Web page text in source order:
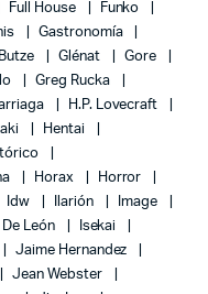
Full House
Funko
Gastronomía
Glénat
Gore
Greg Rucka
H.P. Lovecraft
Hentai
Horax
Horror
Idw Ilarión
Image
León
Isekai
Jaime Hernandez
Jean Webster